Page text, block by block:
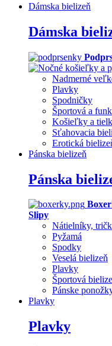
Dámska bielizeň
Dámska
Nadmerné
Plavky
Spodničky
Športová a
Košieľky a
Sťahovacia
Erotická
Pánska bielizeň
Pánska
Slipy
Nátielníky,
Pyžamá
Spodky
Veselá bielizeň
Plavky
Športová
Pánske
Plavky
Plavky